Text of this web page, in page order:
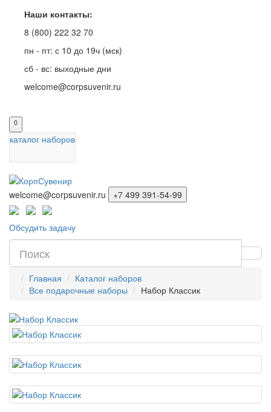
Наши контакты:
8 (800) 222 32 70
пн - пт: с 10 до 19ч (мск)
сб - вс: выходные дни
welcome@corpsuvenir.ru
0
каталог наборов
welcome@corpsuvenir.ru +7 499 391-54-99
Обсудить задачу
Главная
Каталог наборов
Все подарочные наборы
Набор Классик